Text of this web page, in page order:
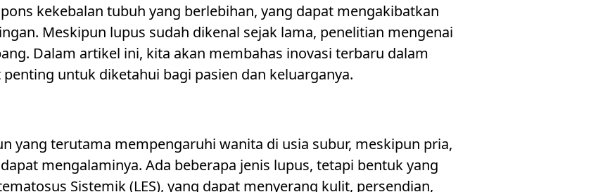
kekebalan tubuh yang berlebihan, yang dapat mengakibatkan
Meskipun lupus sudah dikenal sejak lama, penelitian mengenai
Dalam artikel ini, kita akan membahas inovasi terbaru dalam
untuk diketahui bagi pasien dan keluarganya.
yang terutama mempengaruhi wanita di usia subur, meskipun pria,
mengalaminya. Ada beberapa jenis lupus, tetapi bentuk yang
Sistemik (LES), yang dapat menyerang kulit, persendian,